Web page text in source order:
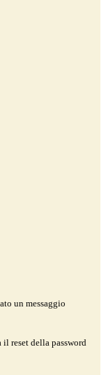
un messaggio
reset della password